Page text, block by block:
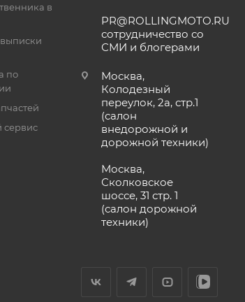
в
по
сервис
PR@ROLLINGMOTO.RU
сотрудничество со
СМИ и блогерами
Москва,
Колодезный
переулок, 2а, стр.1
(салон
внедорожной и
дорожной техники)
Москва,
Сколковское
шоссе, 31 стр. 1
(салон дорожной
техники)